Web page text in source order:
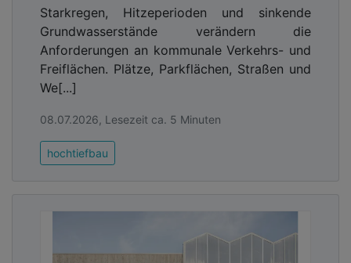
Starkregen, Hitzeperioden und sinkende
Grundwasserstände verändern die
Anforderungen an kommunale Verkehrs- und
Freiflächen. Plätze, Parkflächen, Straßen und
We[...]
08.07.2026, Lesezeit ca. 5 Minuten
hochtiefbau